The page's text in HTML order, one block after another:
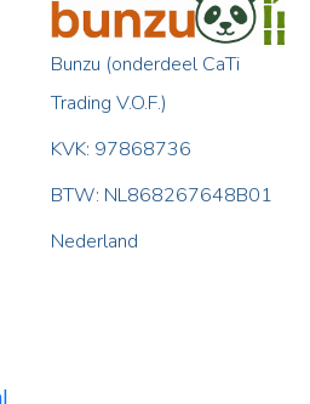
Bunzu (onderdeel CaTi
Trading V.O.F.)
KVK: 97868736
BTW: NL868267648B01
Nederland